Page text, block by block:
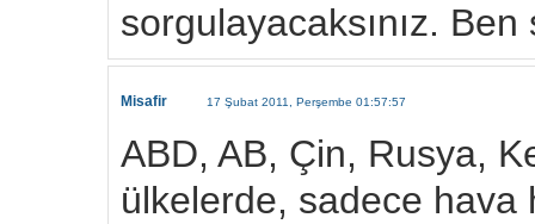
sorgulayacaksınız.
Misafir 17 Şubat 2011, Perşembe 01:57:57
ABD, AB, Çin, Rusya,
ülkelerde, sadece